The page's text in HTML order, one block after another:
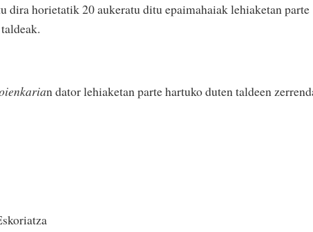
dira horietatik 20 aukeratu ditu epaimahaiak lehiaketan parte
n dator lehiaketan parte hartuko duten taldeen